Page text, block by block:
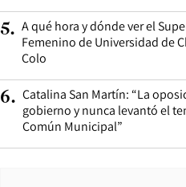
5. A qué hora y dónde ver el
Femenino de Universidad de
Colo
6. Catalina San Martín: “La
gobierno y nunca levantó el
Común Municipal”